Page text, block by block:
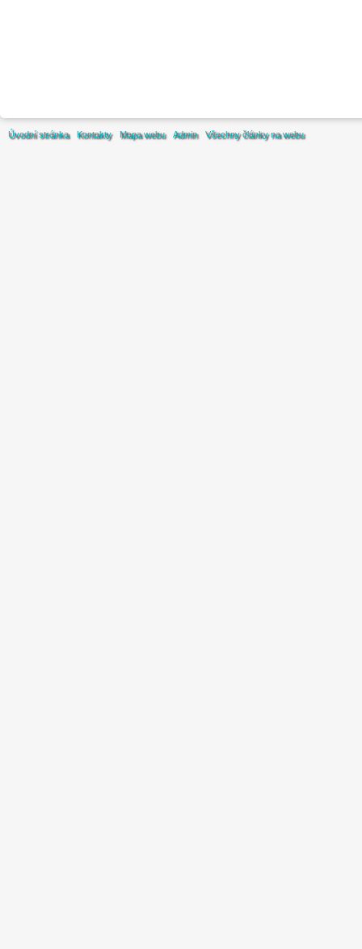
Úvodní stránka Kontakty Mapa webu Admin Všechny články na webu